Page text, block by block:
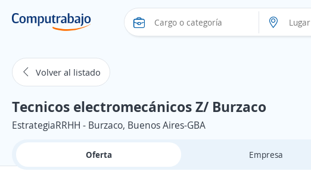
Volver al listado
Tecnicos electromecánicos Z/ Burzaco
EstrategiaRRHH - Burzaco, Buenos Aires-GBA
Oferta Empresa